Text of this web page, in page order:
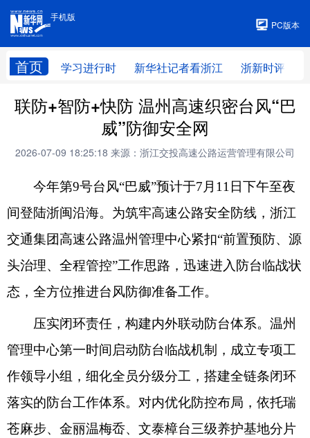
手机版
PC版本
首页 学习进行时 新华社记者看浙江 浙新时评
手机版
联防+智防+快防 温州高速织密台风“巴
威”防御安全网
2026-07-09 18:25:18 来源：浙江交投高速公路运营管理有限公司
今年第9号台风“巴威”预计于7月11日下午至夜
间登陆浙闽沿海。为筑牢高速公路安全防线，浙江
交通集团高速公路温州管理中心紧扣“前置预防、源
头治理、全程管控”工作思路，迅速进入防台临战状
态，全方位推进台风防御准备工作。
压实闭环责任，构建内外联动防台体系。温州
管理中心第一时间启动防台临战机制，成立专项工
作领导小组，细化全员分级分工，搭建全链条闭环
落实的防台工作体系。对内优化防控布局，依托瑞
苍麻步、金丽温梅岙、文泰樟台三级养护基地分片